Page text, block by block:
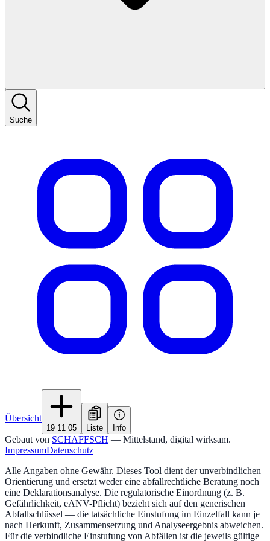
Suche
Übersicht
19 11 05 Liste Info
Gebaut von SCHAFFSCH — Mittelstand, digital wirksam.
ImpressumDatenschutz
Alle Angaben ohne Gewähr. Dieses Tool dient der unverbindlichen
Orientierung und ersetzt weder eine abfallrechtliche Beratung noch
eine Deklarationsanalyse. Die regulatorische Einordnung (z. B.
Gefährlichkeit, eANV-Pflicht) bezieht sich auf den generischen
Abfallschlüssel — die tatsächliche Einstufung im Einzelfall kann je
nach Herkunft, Zusammensetzung und Analyseergebnis abweichen.
Für die verbindliche Einstufung von Abfällen ist die jeweils gültige